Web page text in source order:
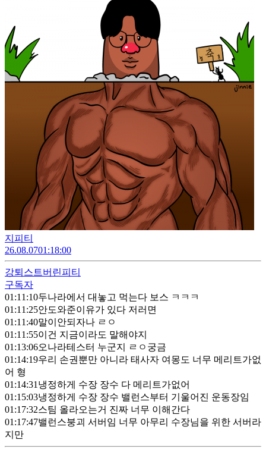
지피티
26.08.0701:18:00
강퇴 스트버린피티
구독자
01:11:10두나라에서 대놓고 먹는다 보스 ㅋㅋㅋ
01:11:25안도와준이유가 있다 저러면
01:11:40말이안되자나 ㄹㅇ
01:11:55이건 지금이라도 말해야지
01:13:06오나라테스터 누군지 ㄹㅇ궁금
01:14:19우리 손권뿐만 아니라 태사자 여몽도 너무 메리트가없
어 형
01:14:31 냉정하게 수장 장수 다 메리트가없어
01:15:03냉정하게 수장 장수 밸런스부터 기울어진 운동장임
01:17:32스팀 올라오는거 진짜 너무 이해간다
01:17:47밸런스붕괴 서버임 너무 아무리 수장님을 위한 서버라
지만